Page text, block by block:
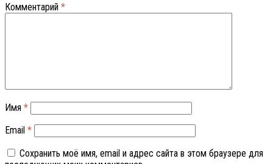
Комментарий *
Имя *
Email *
Сохранить моё имя, email и адрес сайта в этом браузере для